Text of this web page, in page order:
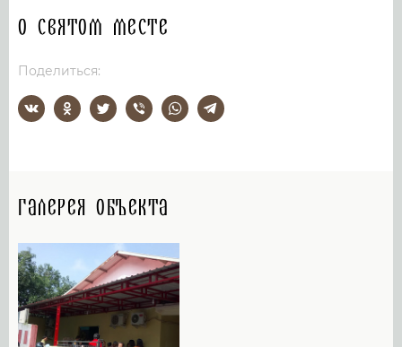
О святом месте
Поделиться:
Галерея объекта